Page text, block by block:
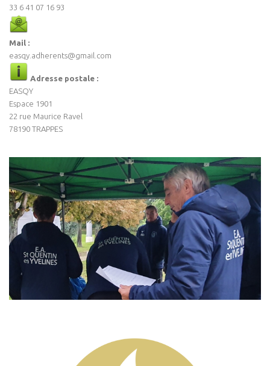
33 6 41 07 16 93
Mail :
easqy.adherents@gmail.com
Adresse postale :
EASQY
Espace 1901
22 rue Maurice Ravel
78190 TRAPPES